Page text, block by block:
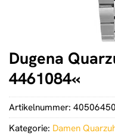
Dugena
4461084«
Artikelnummer:
Kategorie: Damen